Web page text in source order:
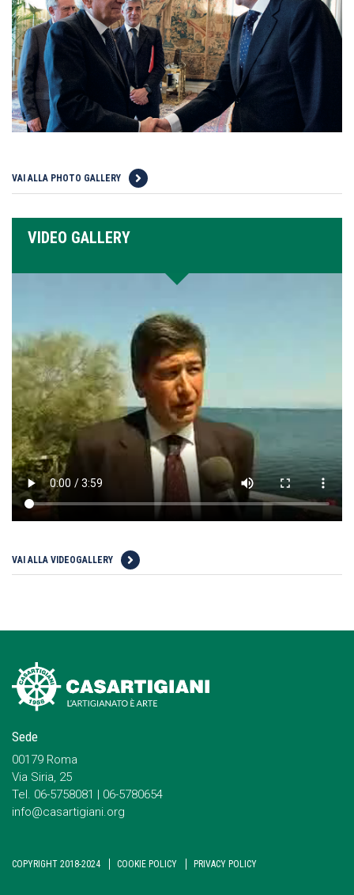
VAI ALLA PHOTO GALLERY
VIDEO GALLERY
VAI ALLA VIDEOGALLERY
Sede
00179 Roma
Via Siria, 25
Tel. 06-5758081 | 06-5780654
info@casartigiani.org
COPYRIGHT 2018-2024 COOKIE POLICY PRIVACY POLICY